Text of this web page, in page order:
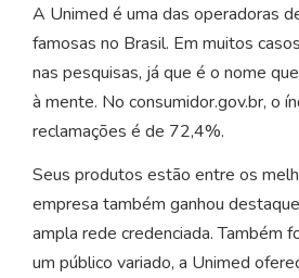
A Unimed é uma das operadoras
famosas no Brasil. Em muitos
nas pesquisas, já que é o nome
à mente. No consumidor.gov.br, o
reclamações é de 72,4%.
Seus produtos estão entre os
empresa também ganhou
ampla rede credenciada. Também
um público variado, a Unimed